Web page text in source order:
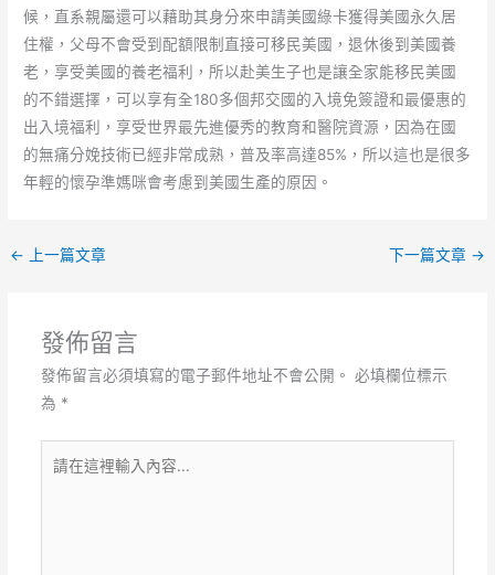
候，直系親屬還可以藉助其身分來申請美國綠卡獲得美國永久居
住權，父母不會受到配額限制直接可移民美國，退休後到美國養
老，享受美國的養老福利，所以赴美生子也是讓全家能移民美國
的不錯選擇，可以享有全180多個邦交國的入境免簽證和最優惠的
出入境福利，享受世界最先進優秀的教育和醫院資源，因為在國
的無痛分娩技術已經非常成熟，普及率高達85%，所以這也是很多
年輕的懷孕準媽咪會考慮到美國生產的原因。
← 上一篇文章 下一篇文章 →
發佈留言
發佈留言必須填寫的電子郵件地址不會公開。 必填欄位標示
為 *